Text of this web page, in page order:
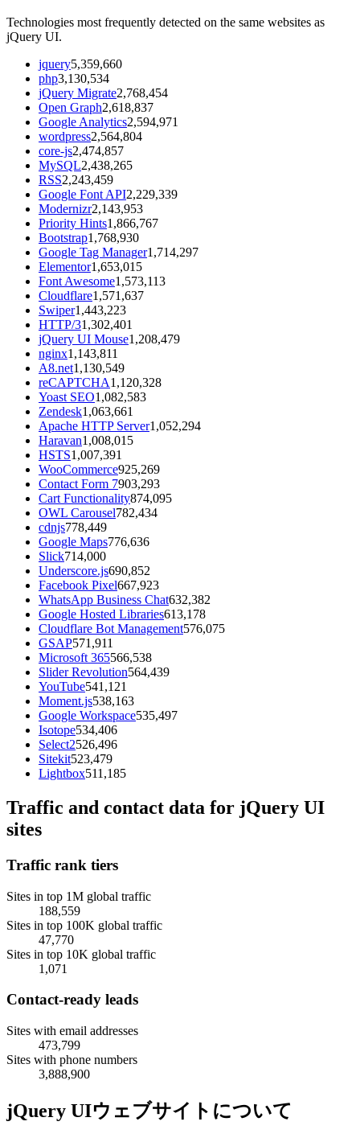
Technologies most frequently detected on the same websites as
jQuery UI.
jquery5,359,660
php3,130,534
jQuery Migrate2,768,454
Open Graph2,618,837
Google Analytics2,594,971
wordpress2,564,804
core-js2,474,857
MySQL2,438,265
RSS2,243,459
Google Font API2,229,339
Modernizr2,143,953
Priority Hints1,866,767
Bootstrap1,768,930
Google Tag Manager1,714,297
Elementor1,653,015
Font Awesome1,573,113
Cloudflare1,571,637
Swiper1,443,223
HTTP/31,302,401
jQuery UI Mouse1,208,479
nginx1,143,811
A8.net1,130,549
reCAPTCHA1,120,328
Yoast SEO1,082,583
Zendesk1,063,661
Apache HTTP Server1,052,294
Haravan1,008,015
HSTS1,007,391
WooCommerce925,269
Contact Form 7903,293
Cart Functionality874,095
OWL Carousel782,434
cdnjs778,449
Google Maps776,636
Slick714,000
Underscore.js690,852
Facebook Pixel667,923
WhatsApp Business Chat632,382
Google Hosted Libraries613,178
Cloudflare Bot Management576,075
GSAP571,911
Microsoft 365566,538
Slider Revolution564,439
YouTube541,121
Moment.js538,163
Google Workspace535,497
Isotope534,406
Select2526,496
Sitekit523,479
Lightbox511,185
Traffic and contact data for jQuery UI
sites
Traffic rank tiers
Sites in top 1M global traffic
188,559
Sites in top 100K global traffic
47,770
Sites in top 10K global traffic
1,071
Contact-ready leads
Sites with email addresses
473,799
Sites with phone numbers
3,888,900
jQuery UIウェブサイトについて